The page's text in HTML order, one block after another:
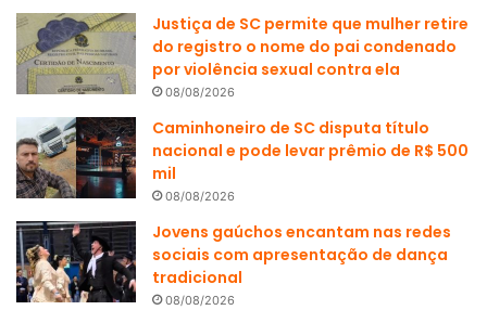
Justiça de SC permite que mulher retire
do registro o nome do pai condenado
por violência sexual contra ela
08/08/2026
Caminhoneiro de SC disputa título
nacional e pode levar prêmio de R$ 500
mil
08/08/2026
Jovens gaúchos encantam nas redes
sociais com apresentação de dança
tradicional
08/08/2026